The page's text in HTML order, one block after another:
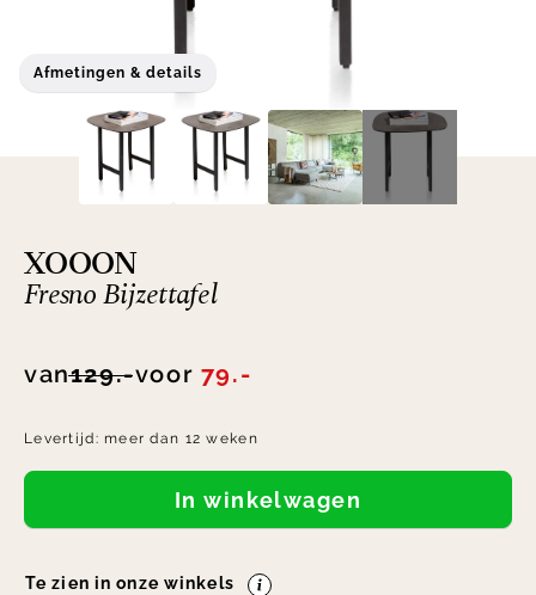
Afmetingen & details
XOOON
Fresno Bijzettafel
van129.-voor 79.-
Levertijd: meer dan 12 weken
In winkelwagen
Te zien in onze winkels